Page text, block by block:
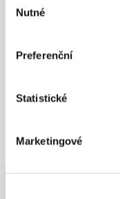
souhlasu
Nutné
Preferenční
Statistické
Marketingové
Jak se
Kdy se má